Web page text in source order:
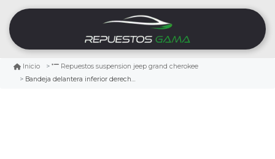
Inicio
Repuestos suspension jeep grand cherokee
Bandeja delantera inferior derecha jeep grand cherokee 3.6 2011/2015